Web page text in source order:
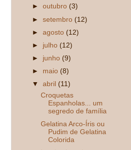
►outubro (3)
►setembro (12)
►agosto (12)
► julho (12)
► junho (9)
► maio (8)
▼abril (11)
Croquetas
Espanholas... um
segredo de família
Gelatina Arco-Íris ou
Pudim de Gelatina
Colorida